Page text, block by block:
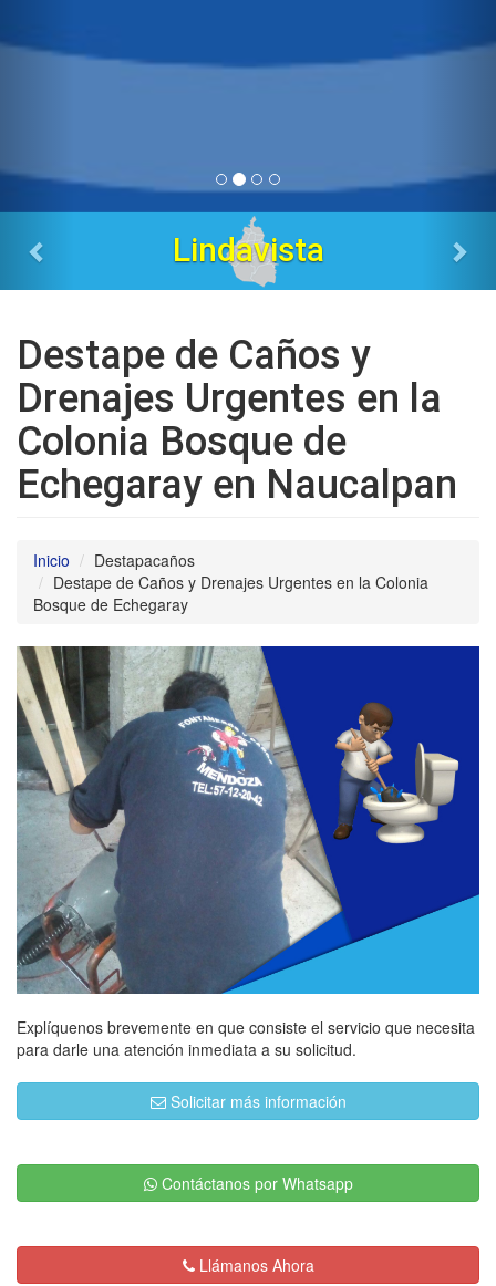
Tres Estrellas
Destape de Caños y
Drenajes Urgentes en la
Colonia Bosque de
Echegaray en Naucalpan
Inicio
Destapacaños
Destape de Caños y Drenajes Urgentes en la Colonia
Bosque de Echegaray
Explíquenos brevemente en que consiste el servicio que necesita
para darle una atención inmediata a su solicitud.
Solicitar más información
Contáctanos por Whatsapp
Llámanos Ahora